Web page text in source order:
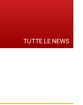
TUTTE LE NEWS